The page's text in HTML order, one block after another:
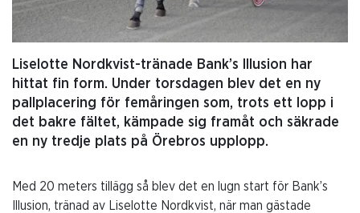
Liselotte Nordkvist-tränade Bank’s Illusion har
hittat fin form. Under torsdagen blev det en ny
pallplacering för femåringen som, trots ett lopp i
det bakre fältet, kämpade sig framåt och säkrade
en ny tredje plats på Örebros upplopp.
Med 20 meters tillägg så blev det en lugn start för Bank’s
Illusion, tränad av Liselotte Nordkvist, när man gästade